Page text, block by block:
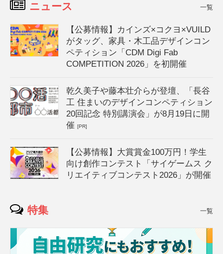
ニュース 一覧
【公募情報】カインズ×コクヨ×VUILD
がタッグ、家具・木工品デザインコン
ペティション「CDM Digi Fab
COMPETITION 2026」を初開催
乾久美子や藤本壮介らが登壇、「長谷
工 住まいのデザインコンペティション
20回記念 特別講演会」が8月19日に開
催[PR]
【公募情報】大賞賞金100万円！学生
向け創作コンテスト「サイゲームス ク
リエイティブコンテスト2026」が開催
特集 一覧